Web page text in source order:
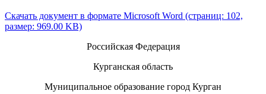
Скачать документ в формате Microsoft Word (страниц: 102,
размер: 969.00 KB)
Российская Федерация
Курганская область
Муниципальное образование город Курган